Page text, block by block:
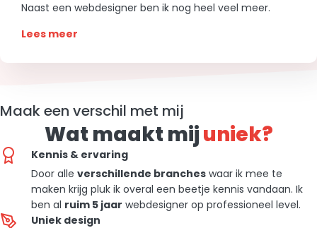
Naast een webdesigner ben ik nog heel veel meer.
Lees meer
Maak een verschil met mij
Wat maakt mijuniek?
Kennis & ervaring
Door alle verschillende branches waar ik mee te
maken krijg pluk ik overal een beetje kennis vandaan. Ik
ben al ruim 5 jaar webdesigner op professioneel level.
Uniek design